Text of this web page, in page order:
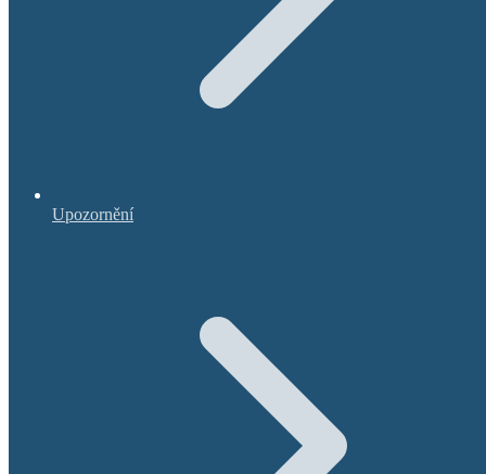
Upozornění